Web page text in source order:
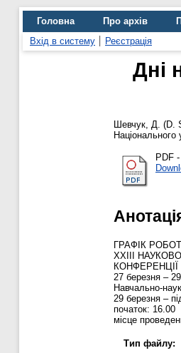
Головна Про архів
Вхід в систему
Реєстрація
Дні
Шевчук, Д. (D.
Національного
PDF
ГРАФІК
XXІІІ
КОНФЕРЕНЦІЇ
27 березня –
Навчально-
29 березня –
початок: 16.00
місце
Тип файлу: